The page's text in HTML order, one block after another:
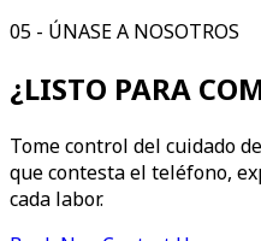
05 - ÚNASE A NOSOTROS
¿LISTO PARA
Tome control del cuidado
que contesta el teléfono,
cada labor.